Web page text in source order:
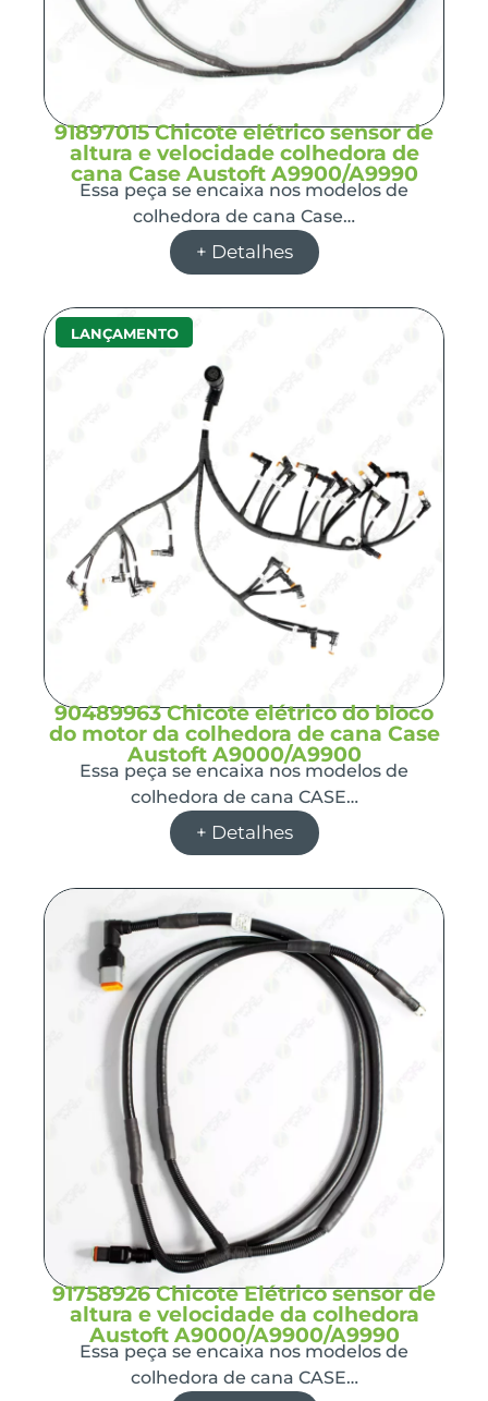
91897015 Chicote elétrico sensor de
altura e velocidade colhedora de
cana Case Austoft A9900/A9990
Essa peça se encaixa nos modelos de
colhedora de cana Case…
+ Detalhes
LANÇAMENTO
90489963 Chicote elétrico do bloco
do motor da colhedora de cana Case
Austoft A9000/A9900
Essa peça se encaixa nos modelos de
colhedora de cana CASE…
+ Detalhes
91758926 Chicote Elétrico sensor de
altura e velocidade da colhedora
Austoft A9000/A9900/A9990
Essa peça se encaixa nos modelos de
colhedora de cana CASE…